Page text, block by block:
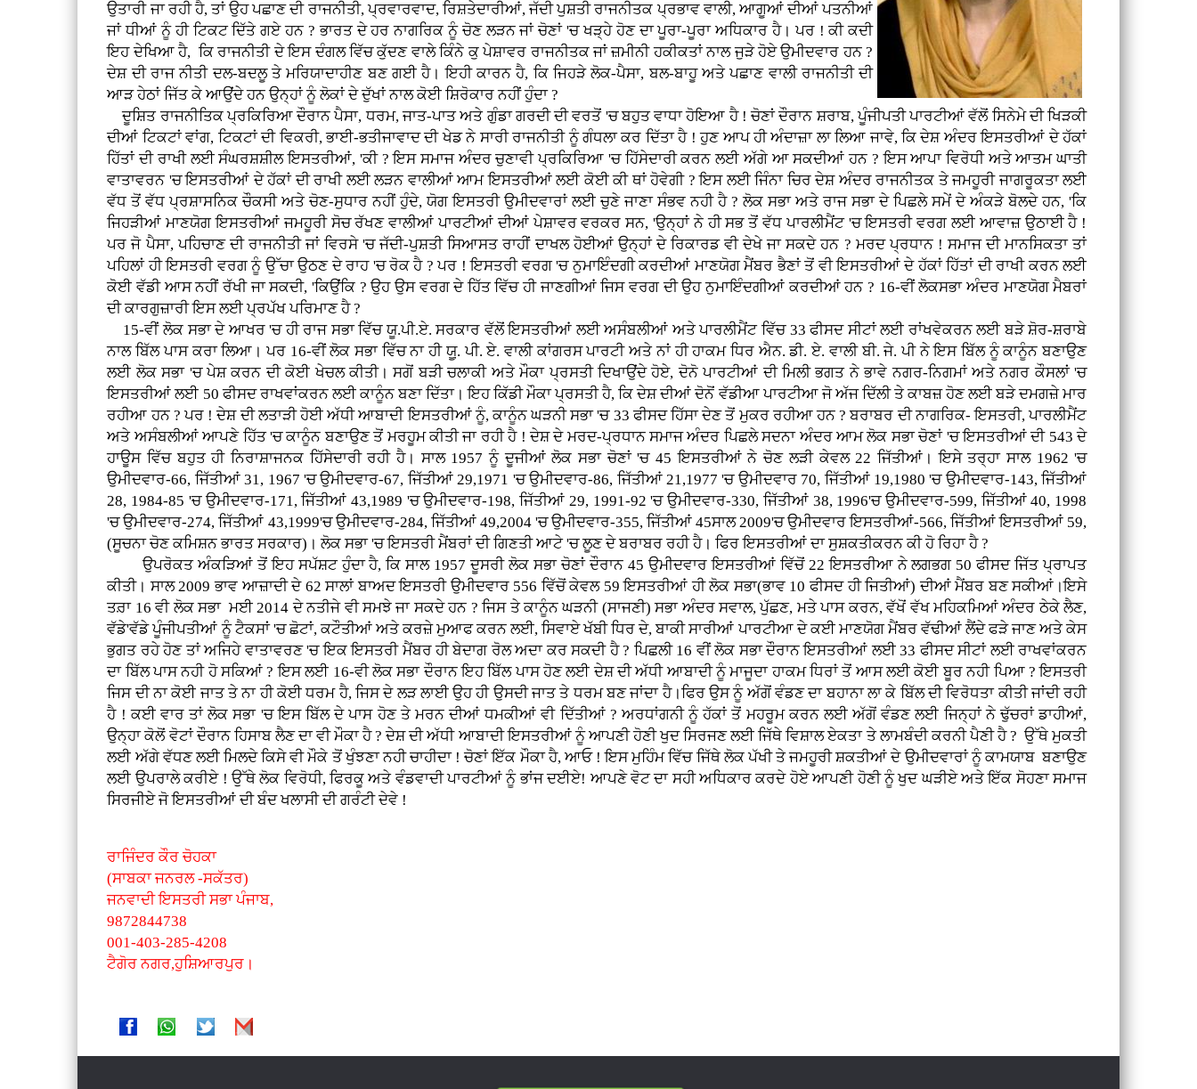
ਉਤਾਰੀ ਜਾ ਰਹੀ ਹੈ, ਤਾਂ ਉਹ ਪਛਾਣ ਦੀ ਰਾਜਨੀਤੀ, ਪ੍ਰਵਾਰਵਾਦ, ਰਿਸ਼ਤੇਦਾਰੀਆਂ, ਜੱਦੀ ਪੁਸ਼ਤੀ ਰਾਜਨੀਤਕ ਪ੍ਰਭਾਵ ਵਾਲੀ, ਆਗੂਆਂ ਦੀਆਂ ਪਤਨੀਆਂ
ਜਾਂ ਧੀਆਂ ਨੂੰ ਹੀ ਟਿਕਟ ਦਿੱਤੇ ਗਏ ਹਨ ? ਭਾਰਤ ਦੇ ਹਰ ਨਾਗਰਿਕ ਨੂੰ ਚੋਣ ਲੜਨ ਜਾਂ ਚੋਣਾਂ 'ਚ ਖੜ੍ਹੇ ਹੋਣ ਦਾ ਪੂਰਾ-ਪੂਰਾ ਅਧਿਕਾਰ ਹੈ। ਪਰ ! ਕੀ ਕਦੀ
ਇਹ ਦੇਖਿਆ ਹੈ, ਕਿ ਰਾਜਨੀਤੀ ਦੇ ਇਸ ਦੰਗਲ ਵਿੱਚ ਕੁੱਦਣ ਵਾਲੇ ਕਿੰਨੇ ਕੁ ਪੇਸ਼ਾਵਰ ਰਾਜਨੀਤਕ ਜਾਂ ਜ਼ਮੀਨੀ ਹਕੀਕਤਾਂ ਨਾਲ ਜੁੜੇ ਹੋਏ ਉਮੀਦਵਾਰ ਹਨ ?
ਦੇਸ਼ ਦੀ ਰਾਜ ਨੀਤੀ ਦਲ-ਬਦਲੂ ਤੇ ਮਰਿਯਾਦਾਹੀਣ ਬਣ ਗਈ ਹੈ। ਇਹੀ ਕਾਰਨ ਹੈ, ਕਿ ਜਿਹੜੇ ਲੋਕ-ਪੈਸਾ, ਬਲ-ਬਾਹੂ ਅਤੇ ਪਛਾਣ ਵਾਲੀ ਰਾਜਨੀਤੀ ਦੀ
ਆੜ ਹੇਠਾਂ ਜਿੱਤ ਕੇ ਆਉਂਦੇ ਹਨ ਉਨ੍ਹਾਂ ਨੂੰ ਲੋਕਾਂ ਦੇ ਦੁੱਖਾਂ ਨਾਲ ਕੋਈ ਸ਼ਿਰੋਕਾਰ ਨਹੀਂ ਹੁੰਦਾ ?
ਦੂਸ਼ਿਤ ਰਾਜਨੀਤਿਕ ਪ੍ਰਕਿਰਿਆ ਦੌਰਾਨ ਪੈਸਾ, ਧਰਮ, ਜਾਤ-ਪਾਤ ਅਤੇ ਗੁੰਡਾ ਗਰਦੀ ਦੀ ਵਰਤੋਂ 'ਚ ਬਹੁਤ ਵਾਧਾ ਹੋਇਆ ਹੈ ! ਚੋਣਾਂ ਦੌਰਾਨ ਸ਼ਰਾਬ, ਪੂੰਜੀਪਤੀ ਪਾਰਟੀਆਂ ਵੱਲੋਂ ਸਿਨੇਮੇ ਦੀ ਖਿੜਕੀ
ਦੀਆਂ ਟਿਕਟਾਂ ਵਾਂਗ, ਟਿਕਟਾਂ ਦੀ ਵਿਕਰੀ, ਭਾਈ-ਭਤੀਜਾਵਾਦ ਦੀ ਖੇਡ ਨੇ ਸਾਰੀ ਰਾਜਨੀਤੀ ਨੂੰ ਗੰਧਲਾ ਕਰ ਦਿੱਤਾ ਹੈ ! ਹੁਣ ਆਪ ਹੀ ਅੰਦਾਜ਼ਾ ਲਾ ਲਿਆ ਜਾਵੇ, ਕਿ ਦੇਸ਼ ਅੰਦਰ ਇਸਤਰੀਆਂ ਦੇ ਹੱਕਾਂ
ਹਿੱਤਾਂ ਦੀ ਰਾਖੀ ਲਈ ਸੰਘਰਸ਼ਸ਼ੀਲ ਇਸਤਰੀਆਂ, 'ਕੀ ? ਇਸ ਸਮਾਜ ਅੰਦਰ ਚੁਣਾਵੀ ਪ੍ਰਕਿਰਿਆ 'ਚ ਹਿੱਸੇਦਾਰੀ ਕਰਨ ਲਈ ਅੱਗੇ ਆ ਸਕਦੀਆਂ ਹਨ ? ਇਸ ਆਪਾ ਵਿਰੋਧੀ ਅਤੇ ਆਤਮ ਘਾਤੀ
ਵਾਤਾਵਰਨ 'ਚ ਇਸਤਰੀਆਂ ਦੇ ਹੱਕਾਂ ਦੀ ਰਾਖੀ ਲਈ ਲੜਨ ਵਾਲੀਆਂ ਆਮ ਇਸਤਰੀਆਂ ਲਈ ਕੋਈ ਕੀ ਥਾਂ ਹੋਵੇਗੀ ? ਇਸ ਲਈ ਜਿੰਨਾ ਚਿਰ ਦੇਸ਼ ਅੰਦਰ ਰਾਜਨੀਤਕ ਤੇ ਜਮਹੂਰੀ ਜਾਗਰੂਕਤਾ ਲਈ
ਵੱਧ ਤੋਂ ਵੱਧ ਪ੍ਰਸ਼ਾਸਨਿਕ ਚੌਕਸੀ ਅਤੇ ਚੋਣ-ਸੁਧਾਰ ਨਹੀਂ ਹੁੰਦੇ, ਯੋਗ ਇਸਤਰੀ ਉਮੀਦਵਾਰਾਂ ਲਈ ਚੁਣੇ ਜਾਣਾ ਸੰਭਵ ਨਹੀ ਹੈ ? ਲੋਕ ਸਭਾ ਅਤੇ ਰਾਜ ਸਭਾ ਦੇ ਪਿਛਲੇ ਸਮੇਂ ਦੇ ਅੰਕੜੇ ਬੋਲਦੇ ਹਨ, 'ਕਿ
ਜਿਹੜੀਆਂ ਮਾਣਯੋਗ ਇਸਤਰੀਆਂ ਜਮਹੂਰੀ ਸੋਚ ਰੱਖਣ ਵਾਲੀਆਂ ਪਾਰਟੀਆਂ ਦੀਆਂ ਪੇਸ਼ਾਵਰ ਵਰਕਰ ਸਨ, 'ਉਨ੍ਹਾਂ ਨੇ ਹੀ ਸਭ ਤੋਂ ਵੱਧ ਪਾਰਲੀਮੈਂਟ 'ਚ ਇਸਤਰੀ ਵਰਗ ਲਈ ਆਵਾਜ਼ ਉਠਾਈ ਹੈ !
ਪਰ ਜੋ ਪੈਸਾ, ਪਹਿਚਾਣ ਦੀ ਰਾਜਨੀਤੀ ਜਾਂ ਵਿਰਸੇ 'ਚ ਜੱਦੀ-ਪੁਸ਼ਤੀ ਸਿਆਸਤ ਰਾਹੀਂ ਦਾਖਲ ਹੋਈਆਂ ਉਨ੍ਹਾਂ ਦੇ ਰਿਕਾਰਡ ਵੀ ਦੇਖੇ ਜਾ ਸਕਦੇ ਹਨ ? ਮਰਦ ਪ੍ਰਧਾਨ ! ਸਮਾਜ ਦੀ ਮਾਨਸਿਕਤਾ ਤਾਂ
ਪਹਿਲਾਂ ਹੀ ਇਸਤਰੀ ਵਰਗ ਨੂੰ ਉੱਚਾ ਉਠਣ ਦੇ ਰਾਹ 'ਚ ਰੋਕ ਹੈ ? ਪਰ ! ਇਸਤਰੀ ਵਰਗ 'ਚ ਨੁਮਾਇੰਦਗੀ ਕਰਦੀਆਂ ਮਾਣਯੋਗ ਮੈਂਬਰ ਭੈਣਾਂ ਤੋਂ ਵੀ ਇਸਤਰੀਆਂ ਦੇ ਹੱਕਾਂ ਹਿੱਤਾਂ ਦੀ ਰਾਖੀ ਕਰਨ ਲਈ
ਕੋਈ ਵੱਡੀ ਆਸ ਨਹੀਂ ਰੱਖੀ ਜਾ ਸਕਦੀ, 'ਕਿਉਂਕਿ ? ਉਹ ਉਸ ਵਰਗ ਦੇ ਹਿੱਤ ਵਿੱਚ ਹੀ ਜਾਣਗੀਆਂ ਜਿਸ ਵਰਗ ਦੀ ਉਹ ਨੁਮਾਇੰਦਗੀਆਂ ਕਰਦੀਆਂ ਹਨ ? 16-ਵੀਂ ਲੋਕਸਭਾ ਅੰਦਰ ਮਾਣਯੋਗ ਮੈਬਰਾਂ
ਦੀ ਕਾਰਗੁਜ਼ਾਰੀ ਇਸ ਲਈ ਪ੍ਰਪੱਖ ਪਰਿਮਾਣ ਹੈ ?
15-ਵੀਂ ਲੋਕ ਸਭਾ ਦੇ ਆਖਰ 'ਚ ਹੀ ਰਾਜ ਸਭਾ ਵਿੱਚ ਯੂ.ਪੀ.ਏ. ਸਰਕਾਰ ਵੱਲੋਂ ਇਸਤਰੀਆਂ ਲਈ ਅਸੰਬਲੀਆਂ ਅਤੇ ਪਾਰਲੀਮੈਂਟ ਵਿੱਚ 33 ਫੀਸਦ ਸੀਟਾਂ ਲਈ ਰਾਂਖਵੇਕਰਨ ਲਈ ਬੜੇ ਸ਼ੋਰ-ਸ਼ਰਾਬੇ
ਨਾਲ ਬਿੱਲ ਪਾਸ ਕਰਾ ਲਿਆ। ਪਰ 16-ਵੀਂ ਲੋਕ ਸਭਾ ਵਿੱਚ ਨਾ ਹੀ ਯੂ਼. ਪੀ. ਏ. ਵਾਲੀ ਕਾਂਗਰਸ ਪਾਰਟੀ ਅਤੇ ਨਾਂ ਹੀ ਹਾਕਮ ਧਿਰ ਐਨ. ਡੀ. ਏ. ਵਾਲੀ ਬੀ. ਜੇ. ਪੀ ਨੇ ਇਸ ਬਿੱਲ ਨੂੰ ਕਾਨੂੰਨ ਬਣਾਉਣ
ਲਈ ਲੋਕ ਸਭਾ 'ਚ ਪੇਸ਼ ਕਰਨ ਦੀ ਕੋਈ ਖੇਚਲ ਕੀਤੀ। ਸਗੋਂ ਬੜੀ ਚਲਾਕੀ ਅਤੇ ਮੌਕਾ ਪ੍ਰਸਤੀ ਦਿਖਾਉਂਦੇ ਹੋਏ, ਦੋਨੋ ਪਾਰਟੀਆਂ ਦੀ ਮਿਲੀ ਭਗਤ ਨੇ ਭਾਵੇ ਨਗਰ-ਨਿਗਮਾਂ ਅਤੇ ਨਗਰ ਕੌਸਲਾਂ 'ਚ
ਇਸਤਰੀਆਂ ਲਈ 50 ਫੀਸਦ ਰਾਖਵਾਂਕਰਨ ਲਈ ਕਾਨੂੰਨ ਬਣਾ ਦਿੱਤਾ। ਇਹ ਕਿੱਡੀ ਮੌਕਾ ਪ੍ਰਸਤੀ ਹੈ, ਕਿ ਦੇਸ਼ ਦੀਆਂ ਦੋਨੋਂ ਵੱਡੀਆ ਪਾਰਟੀਆ ਜੋ ਅੱਜ ਦਿੱਲੀ ਤੇ ਕਾਬਜ਼ ਹੋਣ ਲਈ ਬੜੇ ਦਮਗਜ਼ੇ ਮਾਰ
ਰਹੀਆ ਹਨ ? ਪਰ ! ਦੇਸ਼ ਦੀ ਲਤਾੜੀ ਹੋਈ ਅੱਧੀ ਆਬਾਦੀ ਇਸਤਰੀਆਂ ਨੂੰ, ਕਾਨੂੰਨ ਘੜਨੀ ਸਭਾ 'ਚ 33 ਫੀਸਦ ਹਿੱਸਾ ਦੇਣ ਤੋਂ ਮੁਕਰ ਰਹੀਆ ਹਨ ? ਬਰਾਬਰ ਦੀ ਨਾਗਰਿਕ- ਇਸਤਰੀ, ਪਾਰਲੀਮੈਂਟ
ਅਤੇ ਅਸੰਬਲੀਆਂ ਆਪਣੇ ਹਿੱਤ 'ਚ ਕਾਨੂੰਨ ਬਣਾਉਣ ਤੋਂ ਮਰਹੂਮ ਕੀਤੀ ਜਾ ਰਹੀ ਹੈ ! ਦੇਸ਼ ਦੇ ਮਰਦ-ਪ੍ਰਧਾਨ ਸਮਾਜ ਅੰਦਰ ਪਿਛਲੇ ਸਦਨਾ ਅੰਦਰ ਆਮ ਲੋਕ ਸਭਾ ਚੋਣਾਂ 'ਚ ਇਸਤਰੀਆਂ ਦੀ 543 ਦੇ
ਹਾਊਸ ਵਿੱਚ ਬਹੁਤ ਹੀ ਨਿਰਾਸ਼ਾਜਨਕ ਹਿੱਸੇਦਾਰੀ ਰਹੀ ਹੈ। ਸਾਲ 1957 ਨੂੰ ਦੂਜੀਆਂ ਲੋਕ ਸਭਾ ਚੋਣਾਂ 'ਚ 45 ਇਸਤਰੀਆਂ ਨੇ ਚੋਣ ਲੜੀ ਕੇਵਲ 22 ਜਿੱਤੀਆਂ। ਇਸੇ ਤਰ੍ਹਾ ਸਾਲ 1962 'ਚ
ਉਮੀਦਵਾਰ-66, ਜਿੱਤੀਆਂ 31, 1967 'ਚ ਉਮੀਦਵਾਰ-67, ਜਿੱਤੀਆਂ 29,1971 'ਚ ਉਮੀਦਵਾਰ-86, ਜਿੱਤੀਆਂ 21,1977 'ਚ ਉਮੀਦਵਾਰ 70, ਜਿੱਤੀਆਂ 19,1980 'ਚ ਉਮੀਦਵਾਰ-143, ਜਿੱਤੀਆਂ
28, 1984-85 'ਚ ਉਮੀਦਵਾਰ-171, ਜਿੱਤੀਆਂ 43,1989 'ਚ ਉਮੀਦਵਾਰ-198, ਜਿੱਤੀਆਂ 29, 1991-92 'ਚ ਉਮੀਦਵਾਰ-330, ਜਿੱਤੀਆਂ 38, 1996'ਚ ਉਮੀਦਵਾਰ-599, ਜਿੱਤੀਆਂ 40, 1998
'ਚ ਉਮੀਦਵਾਰ-274, ਜਿੱਤੀਆਂ 43,1999'ਚ ਉਮੀਦਵਾਰ-284, ਜਿੱਤੀਆਂ 49,2004 'ਚ ਉਮੀਦਵਾਰ-355, ਜਿੱਤੀਆਂ 45ਸਾਲ 2009'ਚ ਉਮੀਦਵਾਰ ਇਸਤਰੀਆਂ-566, ਜਿੱਤੀਆਂ ਇਸਤਰੀਆਂ 59,
(ਸੂਚਨਾ ਚੋਣ ਕਮਿਸ਼ਨ ਭਾਰਤ ਸਰਕਾਰ)। ਲੋਕ ਸਭਾ 'ਚ ਇਸਤਰੀ ਮੈਂਬਰਾਂ ਦੀ ਗਿਣਤੀ ਆਟੇ 'ਚ ਲੂਣ ਦੇ ਬਰਾਬਰ ਰਹੀ ਹੈ। ਫਿਰ ਇਸਤਰੀਆਂ ਦਾ ਸੁਸ਼ਕਤੀਕਰਨ ਕੀ ਹੋ ਰਿਹਾ ਹੈ ?
ਉਪਰੋਕਤ ਅੰਕੜਿਆਂ ਤੋਂ ਇਹ ਸਪੱਸ਼ਟ ਹੁੰਦਾ ਹੈ, ਕਿ ਸਾਲ 1957 ਦੂਸਰੀ ਲੋਕ ਸਭਾ ਚੋਣਾਂ ਦੌਰਾਨ 45 ਉਮੀਦਵਾਰ ਇਸਤਰੀਆਂ ਵਿੱਚੋਂ 22 ਇਸਤਰੀਆ ਨੇ ਲਗਭਗ 50 ਫੀਸਦ ਜਿੱਤ ਪ੍ਰਾਪਤ
ਕੀਤੀ। ਸਾਲ 2009 ਭਾਵ ਆਜ਼ਾਦੀ ਦੇ 62 ਸਾਲਾਂ ਬਾਅਦ ਇਸਤਰੀ ਉਮੀਦਵਾਰ 556 ਵਿੱਚੋਂ ਕੇਵਲ 59 ਇਸਤਰੀਆਂ ਹੀ ਲੋਕ ਸਭਾ(ਭਾਵ 10 ਫੀਸਦ ਹੀ ਜਿਤੀਆਂ) ਦੀਆਂ ਮੈਂਬਰ ਬਣ ਸਕੀਆਂ।ਇਸੇ
ਤਰ਼ਾ 16 ਵੀ ਲੋਕ ਸਭਾ ਮਈ 2014 ਦੇ ਨਤੀਜੇ ਵੀ ਸਮਝੇ ਜਾ ਸਕਦੇ ਹਨ ? ਜਿਸ ਤੇ ਕਾਨੂੰਨ ਘੜਨੀ (ਸਾਜਣੀ) ਸਭਾ ਅੰਦਰ ਸਵਾਲ, ਪੁੱਛਣ, ਮਤੇ ਪਾਸ ਕਰਨ, ਵੱਖੋਂ ਵੱਖ ਮਹਿਕਮਿਆਂ ਅੰਦਰ ਠੇਕੇ ਲੈਣ,
ਵੱਡੇ'ਵੱਡੇ ਪੂੰਜੀਪਤੀਆਂ ਨੂੰ ਟੈਕਸਾਂ 'ਚ ਛੋਟਾਂ, ਕਟੌਤੀਆਂ ਅਤੇ ਕਰਜ਼ੇ ਮੁਆਫ ਕਰਨ ਲਈ, ਸਿਵਾਏ ਖੱਬੀ ਧਿਰ ਦੇ, ਬਾਕੀ ਸਾਰੀਆਂ ਪਾਰਟੀਆ ਦੇ ਕਈ ਮਾਣਯੋਗ ਮੈਂਬਰ ਵੱਢੀਆਂ ਲੈਂਦੇ ਫੜੇ ਜਾਣ ਅਤੇ ਕੇਸ
ਭੁਗਤ ਰਹੇ ਹੋਣ ਤਾਂ ਅਜਿਹੇ ਵਾਤਾਵਰਣ 'ਚ ਇਕ ਇਸਤਰੀ ਮੈਂਬਰ ਹੀ ਬੇਦਾਗ ਰੋਲ ਅਦਾ ਕਰ ਸਕਦੀ ਹੈ ? ਪਿਛਲੀ 16 ਵੀਂ ਲੋਕ ਸਭਾ ਦੌਰਾਨ ਇਸਤਰੀਆਂ ਲਈ 33 ਫੀਸਦ ਸੀਟਾਂ ਲਈ ਰਾਖਵਾਂਕਰਨ
ਦਾ ਬਿੱਲ ਪਾਸ ਨਹੀ ਹੋ ਸਕਿਆਂ ? ਇਸ ਲਈ 16-ਵੀ ਲੋਕ ਸਭਾ ਦੌਰਾਨ ਇਹ ਬਿੱਲ ਪਾਸ ਹੋਣ ਲਈ ਦੇਸ਼ ਦੀ ਅੱਧੀ ਆਬਾਦੀ ਨੂੰ ਮਾਜੂਦਾ ਹਾਕਮ ਧਿਰਾਂ ਤੋਂ ਆਸ ਲਈ ਕੋਈ ਬੂਰ ਨਹੀ ਪਿਆ ? ਇਸਤਰੀ
ਜਿਸ ਦੀ ਨਾ ਕੋਈ ਜਾਤ ਤੇ ਨਾ ਹੀ ਕੋਈ ਧਰਮ ਹੈ, ਜਿਸ ਦੇ ਲੜ ਲਾਈ ਉਹ ਹੀ ਉਸਦੀ ਜਾਤ ਤੇ ਧਰਮ ਬਣ ਜਾਂਦਾ ਹੈ।ਫਿਰ ਉਸ ਨੂੰ ਅੱਗੋਂ ਵੰਡਣ ਦਾ ਬਹਾਨਾ ਲਾ ਕੇ ਬਿੱਲ ਦੀ ਵਿਰੋਧਤਾ ਕੀਤੀ ਜਾਂਦੀ ਰਹੀ
ਹੈ ! ਕਈ ਵਾਰ ਤਾਂ ਲੋਕ ਸਭਾ 'ਚ ਇਸ ਬਿੱਲ ਦੇ ਪਾਸ ਹੋਣ ਤੇ ਮਰਨ ਦੀਆਂ ਧਮਕੀਆਂ ਵੀ ਦਿੱਤੀਆਂ ? ਅਰਧਾਂਗਨੀ ਨੂੰ ਹੱਕਾਂ ਤੋਂ ਮਹਰੂਮ ਕਰਨ ਲਈ ਅੱਗੋਂ ਵੰਡਣ ਲਈ ਜਿਨ੍ਹਾਂ ਨੇ ਢੁੱਚਰਾਂ ਡਾਹੀਆਂ,
ਉਨ੍ਹਾ ਕੋਲੋਂ ਵੋਟਾਂ ਦੌਰਾਨ ਹਿਸਾਬ ਲੈਣ ਦਾ ਵੀ ਮੌਕਾ ਹੈ ? ਦੇਸ਼ ਦੀ ਅੱਧੀ ਆਬਾਦੀ ਇਸਤਰੀਆਂ ਨੂੰ ਆਪਣੀ ਹੋਣੀ ਖੁਦ ਸਿਰਜਣ ਲਈ ਜਿੱਥੇ ਵਿਸ਼ਾਲ ਏਕਤਾ ਤੇ ਲਾਮਬੰਦੀ ਕਰਨੀ ਪੈਣੀ ਹੈ ? ਉੱਥੇ ਮੁਕਤੀ
ਲਈ ਅੱਗੇ ਵੱਧਣ ਲਈ ਮਿਲਦੇ ਕਿਸੇ ਵੀ ਮੌਕੇ ਤੋਂ ਖੁੰਝਣਾ ਨਹੀ ਚਾਹੀਦਾ ! ਚੋਣਾਂ ਇੱਕ ਮੌਕਾ ਹੈ, ਆਓ ! ਇਸ ਮੁਹਿੰਮ ਵਿੱਚ ਜਿੱਥੇ ਲੋਕ ਪੱਖੀ ਤੇ ਜਮਹੂਰੀ ਸ਼ਕਤੀਆਂ ਦੇ ਉਮੀਦਵਾਰਾਂ ਨੂੰ ਕਾਮਯਾਬ ਬਣਾਉਣ
ਲਈ ਉਪਰਾਲੇ ਕਰੀਏ ! ਉੱਥੇ ਲੋਕ ਵਿਰੋਧੀ, ਫਿਰਕੂ ਅਤੇ ਵੰਡਵਾਦੀ ਪਾਰਟੀਆਂ ਨੂੰ ਭਾਂਜ ਦਈਏ! ਆਪਣੇ ਵੋਟ ਦਾ ਸਹੀ ਅਧਿਕਾਰ ਕਰਦੇ ਹੋਏ ਆਪਣੀ ਹੋਣੀ ਨੂੰ ਖੁਦ ਘੜੀਏ ਅਤੇ ਇੱਕ ਸੋਹਣਾ ਸਮਾਜ
ਸਿਰਜੀਏ ਜੋ ਇਸਤਰੀਆਂ ਦੀ ਬੰਦ ਖਲਾਸੀ ਦੀ ਗਰੰਟੀ ਦੇਵੇ !
ਰਾਜਿੰਦਰ ਕੌਰ ਚੋਹਕਾ
(ਸਾਬਕਾ ਜਨਰਲ -ਸਕੱਤਰ)
ਜਨਵਾਦੀ ਇਸਤਰੀ ਸਭਾ ਪੰਜਾਬ,
9872844738
001-403-285-4208
ਟੈਗੋਰ ਨਗਰ,ਹੁਸ਼ਿਆਰਪੁਰ।